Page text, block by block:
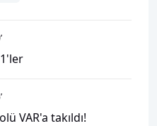
’
’
VAR'a takıldı!